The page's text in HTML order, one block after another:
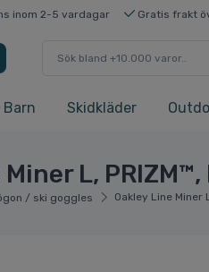
inom 2-5 vardagar Gratis frakt
Barn Skidkläder
L,
/ ski goggles Oakley Line Miner